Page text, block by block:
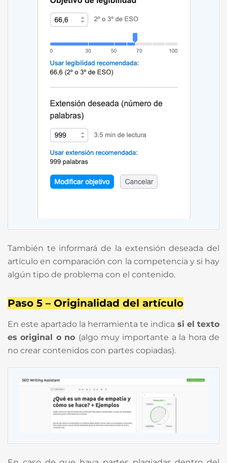
También te informará de la extensión deseada del
artículo en comparación con la competencia y si hay
algún tipo de problema con el contenido.
Paso 5 – Originalidad del artículo
En este apartado la herramienta te indica si el texto
es original o no (algo muy importante a la hora de
no crear contenidos con partes copiadas).